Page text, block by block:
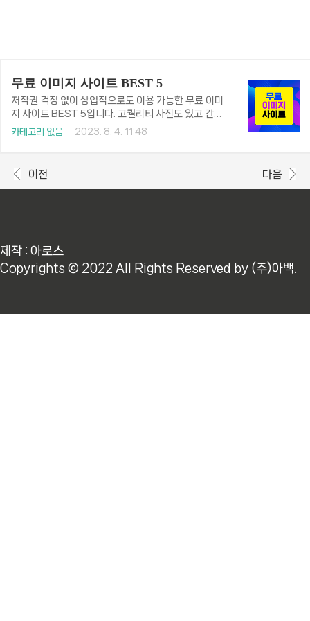
무료 이미지 사이트 BEST 5
저작권 걱정 없이 상업적으로도 이용 가능한 무료 이미
지 사이트 BEST 5입니다. 고퀄리티 사진도 있고 간단
한 편집 툴도 제공되고 있어서 편리하게 작업할 수 있습
그리고 용량 제한도 없어서 원하는 만큼 마음껏 저장하
셔도 됩니다. 그럼 각 사이트별 특징 및 주의사항에 대
터 그래픽 컬렉션을 제공하는 인기 플랫폼입니다. 사진,
일러스트, 동영상, 아트웍, 디자인 등 다양한 콘텐츠를
찾을 수 ..
카테고리 없음 2023. 8. 4. 11:48
이전 다음
제작 : 아로스
Copyrights © 2022 All Rights Reserved by (주)아백.